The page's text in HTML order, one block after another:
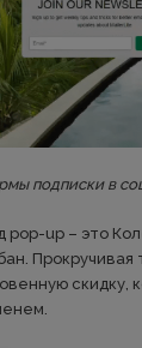
подписки в
pop-up – это
Прокручивая
скидку,